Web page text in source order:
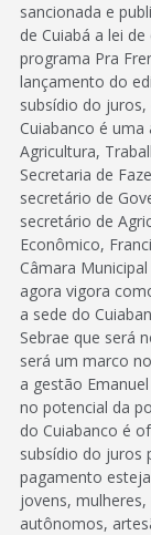
sancionada e
de Cuiabá a lei
programa Pra
lançamento do
subsídio do
Cuiabanco é
Agricultura,
Secretaria de
secretário de
secretário de
Econômico,
Câmara
agora vigora
a sede do
Sebrae que será
será um marco
a gestão
no potencial da
do Cuiabanco é
subsídio do juros
pagamento
jovens,
autônomos,